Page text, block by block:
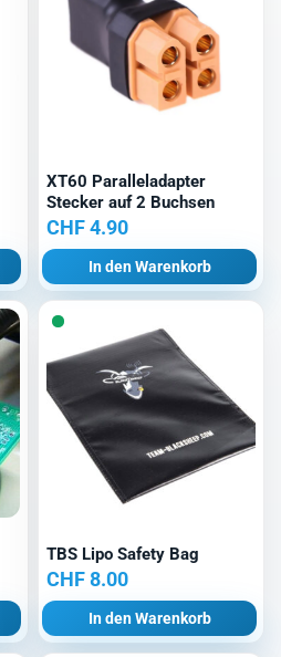
XT60 Paralleladapter
Stecker auf 2 Buchsen
CHF4.90
In den Warenkorb
TBS Lipo Safety Bag
CHF8.00
In den Warenkorb